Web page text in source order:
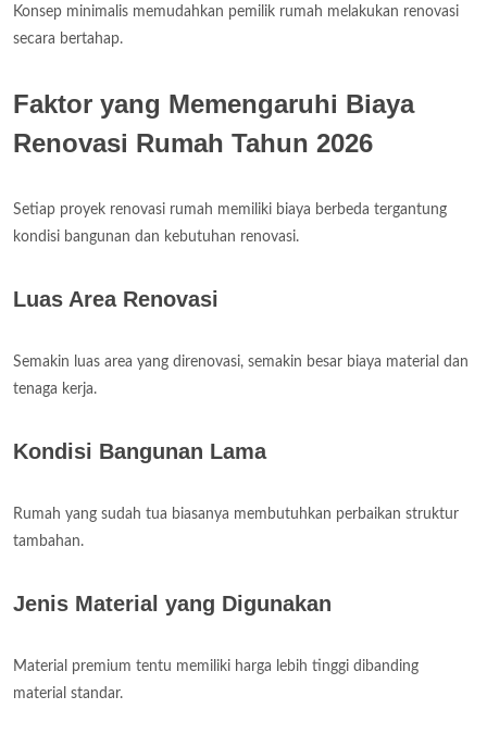
Konsep minimalis memudahkan pemilik rumah melakukan renovasi
secara bertahap.
Faktor yang Memengaruhi Biaya
Renovasi Rumah Tahun 2026
Setiap proyek renovasi rumah memiliki biaya berbeda tergantung
kondisi bangunan dan kebutuhan renovasi.
Luas Area Renovasi
Semakin luas area yang direnovasi, semakin besar biaya material dan
tenaga kerja.
Kondisi Bangunan Lama
Rumah yang sudah tua biasanya membutuhkan perbaikan struktur
tambahan.
Jenis Material yang Digunakan
Material premium tentu memiliki harga lebih tinggi dibanding
material standar.